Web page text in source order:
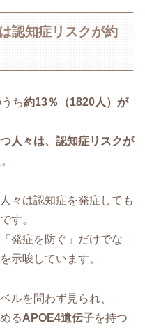
認知症リスクが約
ち約13％（1820人）が
人々は、認知症リスクが
々は認知症を発症しても
す。
発症を防ぐ」だけでな
を示唆しています。
ルを問わず見られ、
るAPOE4遺伝子を持つ